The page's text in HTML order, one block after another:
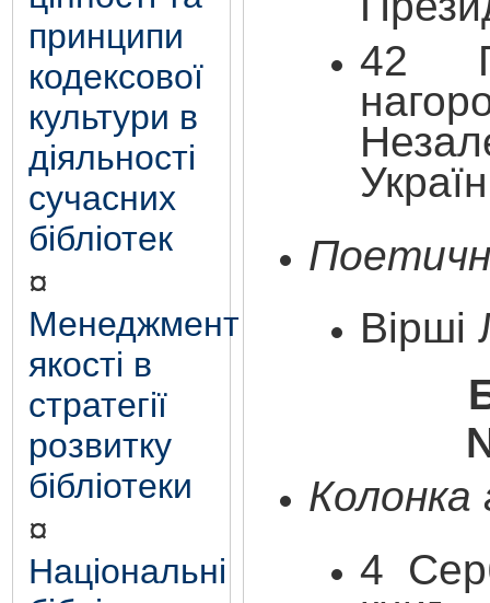
принципи
кодексової
культури в
діяльності
сучасних
бібліотек
¤
Менеджмент
якості в
стратегії
розвитку
бібліотеки
¤
Національні
42
Колонка
4